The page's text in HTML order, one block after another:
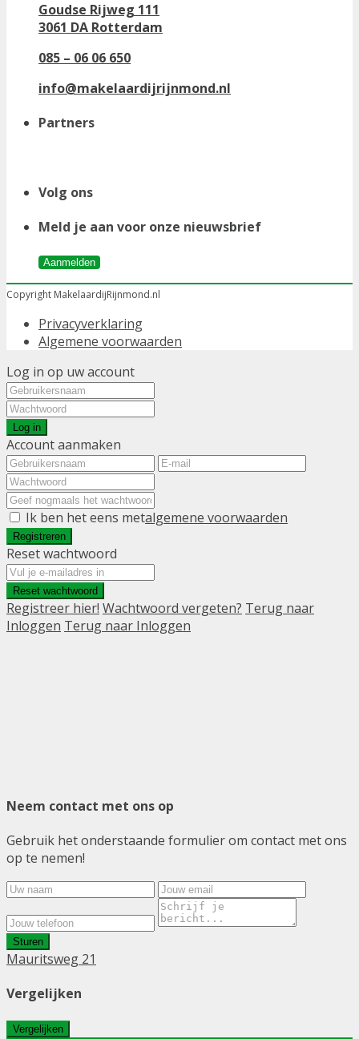
Goudse Rijweg 111
3061 DA Rotterdam
085 – 06 06 650
info@makelaardijrijnmond.nl
Partners
Volg ons
Meld je aan voor onze nieuwsbrief
Aanmelden
Copyright MakelaardijRijnmond.nl
Privacyverklaring
Algemene voorwaarden
Log in op uw account
Log in
Account aanmaken
Ik ben het eens metalgemene voorwaarden
Registreren
Reset wachtwoord
Reset wachtwoord
Registreer hier! Wachtwoord vergeten? Terug naar
Inloggen Terug naar Inloggen
Neem contact met ons op
Gebruik het onderstaande formulier om contact met ons
op te nemen!
Sturen
Mauritsweg 21
Vergelijken
Vergelijken